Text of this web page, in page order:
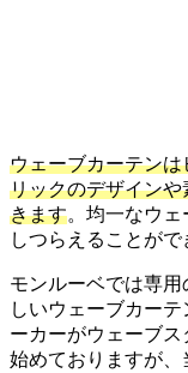
ウェーブカーテン
リックのデザイン
きます。均一なウ
しつらえることがで
モンルーベでは専
しいウェーブカー
ーカーがウェーブ
始めておりますが